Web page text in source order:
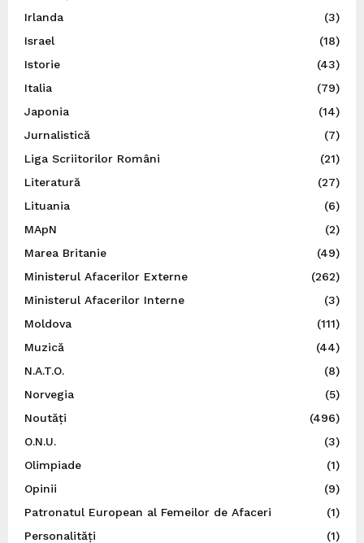
Irlanda
(3)
Israel
(18)
Istorie
(43)
Italia
(79)
Japonia
(14)
Jurnalistică
(7)
Liga Scriitorilor Români
(21)
Literatură
(27)
Lituania
(6)
MApN
(2)
Marea Britanie
(49)
Ministerul Afacerilor Externe
(262)
Ministerul Afacerilor Interne
(3)
Moldova
(111)
Muzică
(44)
N.A.T.O.
(8)
Norvegia
(5)
Noutăți
(496)
O.N.U.
(3)
Olimpiade
(1)
Opinii
(9)
Patronatul European al Femeilor de Afaceri
(1)
Personalități
(1)